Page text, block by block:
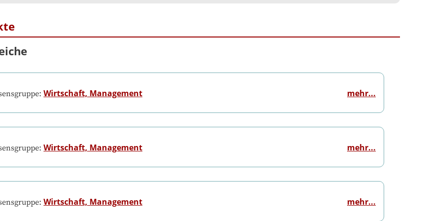
Wirtschaft, Management mehr...
Wirtschaft, Management mehr...
Wirtschaft, Management mehr...